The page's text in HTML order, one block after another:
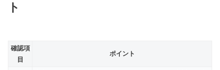
ト
確認項
目
ポイント